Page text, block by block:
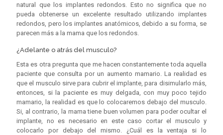
natural que los implantes redondos. Esto no significa que no
pueda obtenerse un excelente resultado utilizando implantes
redondos, pero los implantes anatómicos, debido a su forma, se
parecen más a la mama que los redondos.
¿Adelante o atrás del musculo?
Esta es otra pregunta que me hacen constantemente toda aquella
paciente que consulta por un aumento mamario. La realidad es
que el musculo sirve para cubrir el implante, para disimularlo más,
entonces, si la paciente es muy delgada, con muy poco tejido
mamario, la realidad es que lo colocaremos debajo del musculo.
Si, al contrario, la mama tiene buen volumen para poder ocultar el
implante, no es necesario en este caso cortar el musculo y
colocarlo por debajo del mismo. ¿Cuál es la ventaja si lo